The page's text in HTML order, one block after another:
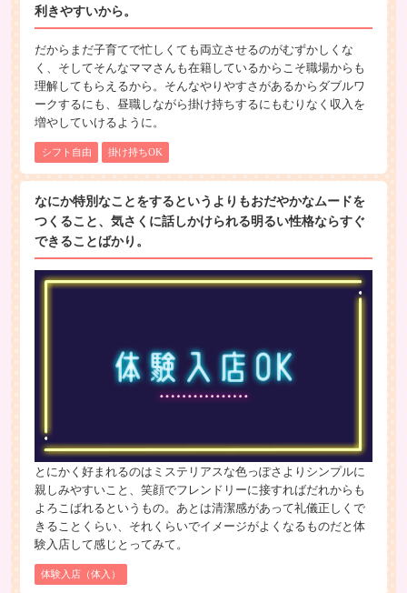
利きやすいから。
だからまだ子育てで忙しくても両立させるのがむずかしくな
く、そしてそんなママさんも在籍しているからこそ職場からも
理解してもらえるから。そんなやりやすさがあるからダブルワ
ークするにも、昼職しながら掛け持ちするにもむりなく収入を
増やしていけるように。
シフト自由 掛け持ちOK
なにか特別なことをするというよりもおだやかなムードを
つくること、気さくに話しかけられる明るい性格ならすぐ
できることばかり。
とにかく好まれるのはミステリアスな色っぽさよりシンプルに
親しみやすいこと、笑顔でフレンドリーに接すればだれからも
よろこばれるというもの。あとは清潔感があって礼儀正しくで
きることくらい、それくらいでイメージがよくなるものだと体
験入店して感じとってみて。
体験入店（体入）